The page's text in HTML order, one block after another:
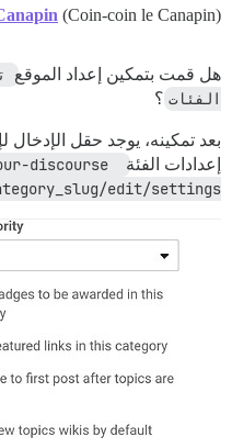
(Coin-coin le Canapin)
هل قمت بتمكين إعداد الموقع
الفئات ؟
بعد تمكينه، يوجد حقل
إعدادات الفئة
discourse
edit/settings